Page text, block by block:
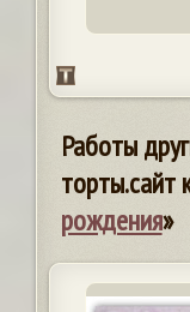
Работы
торты.сайт
рождения»